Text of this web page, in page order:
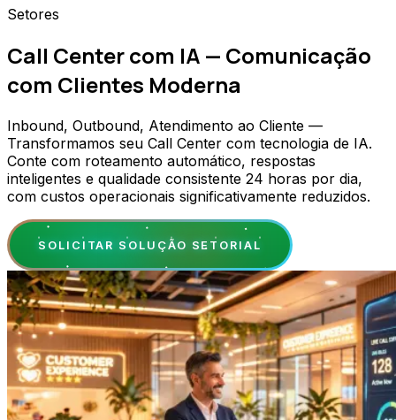
Setores
Call Center com IA — Comunicação
com Clientes Moderna
Inbound, Outbound, Atendimento ao Cliente —
Transformamos seu Call Center com tecnologia de IA.
Conte com roteamento automático, respostas
inteligentes e qualidade consistente 24 horas por dia,
com custos operacionais significativamente reduzidos.
SOLICITAR SOLUÇÃO SETORIAL